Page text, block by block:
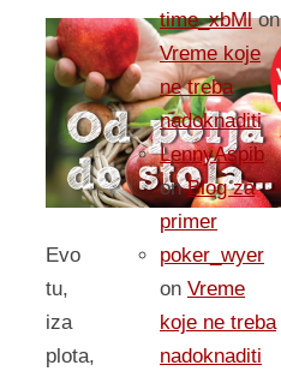
Evo
tu,
iza
plota,
time_xbMlon
Vreme koje
ne treba
nadoknaditi
LennyAspib
onBlog za
primer
poker_wyer
on Vreme
koje ne treba
nadoknaditi